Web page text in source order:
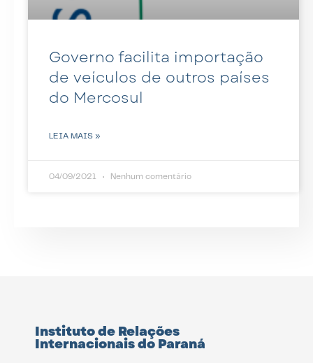
Governo facilita importação
de veículos de outros países
do Mercosul
LEIA MAIS »
04/09/2021 Nenhum comentário
Instituto de Relações
Internacionais do Paraná